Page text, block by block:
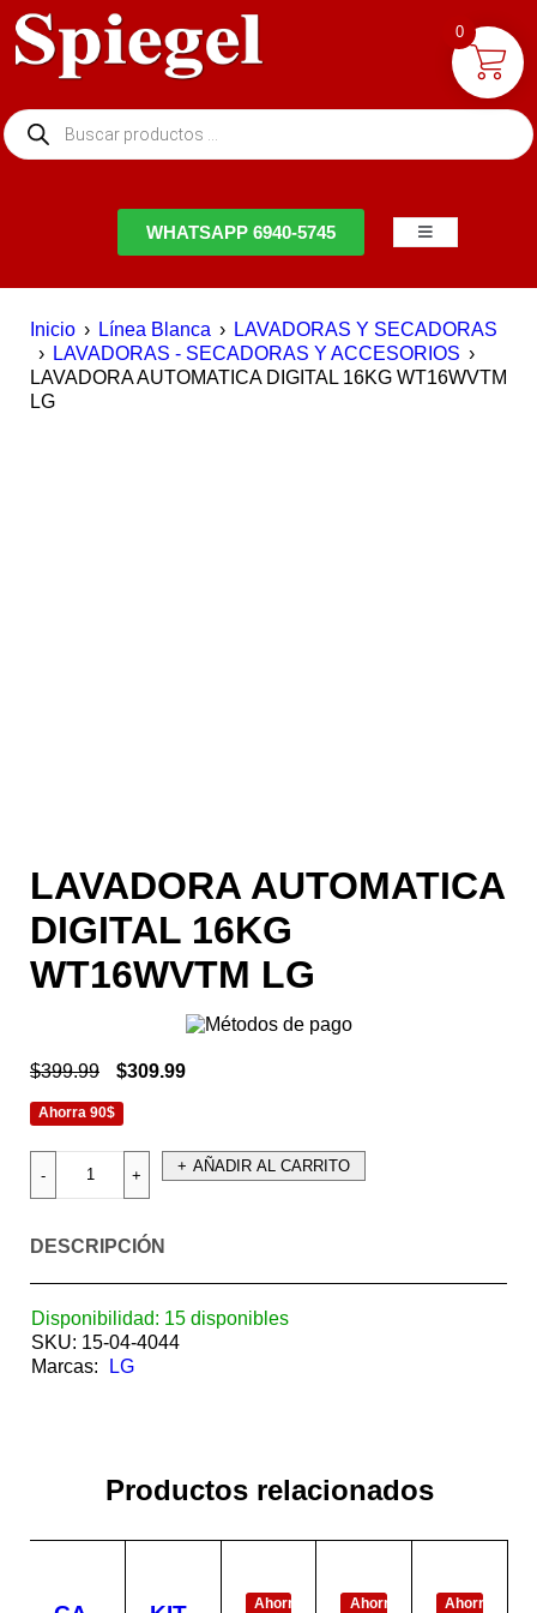
WHATSAPP 6940-5745
Inicio › Línea Blanca › LAVADORAS Y SECADORAS
› LAVADORAS - SECADORAS Y ACCESORIOS ›
LAVADORA AUTOMATICA DIGITAL 16KG WT16WVTM
LG
LAVADORA AUTOMATICA
DIGITAL 16KG
WT16WVTM LG
$399.99 $309.99
Ahorra 90$
AÑADIR AL CARRITO
DESCRIPCIÓN
Disponibilidad: 15 disponibles
SKU: 15-04-4044
Marcas:
LG
Productos relacionados
Ahorra
Ahorra
Ahorra
0